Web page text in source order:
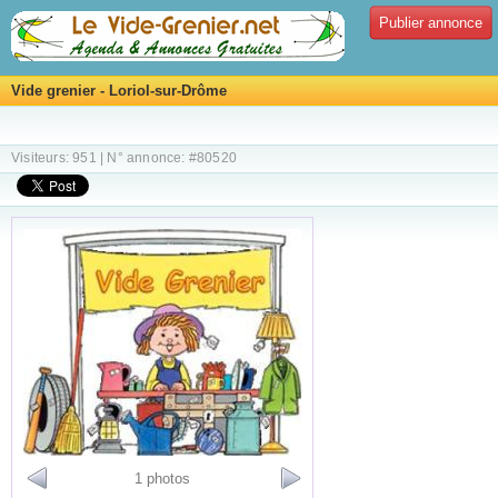
Publier annonce
Vide grenier - Loriol-sur-Drôme
Visiteurs: 951 | N° annonce: #80520
1 photos